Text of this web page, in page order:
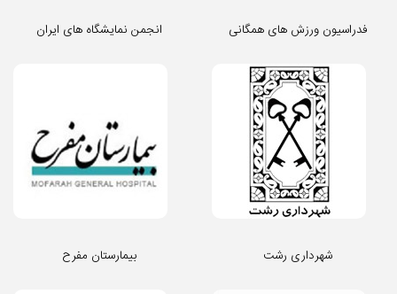
انجمن نمایشگاه های ایران فدراسیون ورزش های همگانی
بیمارستان مفرح شهرداری رشت